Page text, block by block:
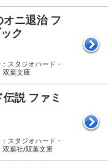
ニ退治 フ
ク
スタジオハード・
双葉文庫
説 ファミ
スタジオハード・
葉社/双葉文庫